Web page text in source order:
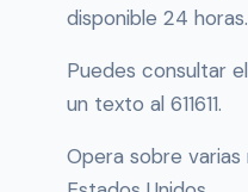
disponible 24 horas.
Puedes consultar
un texto al 611611.
Opera sobre